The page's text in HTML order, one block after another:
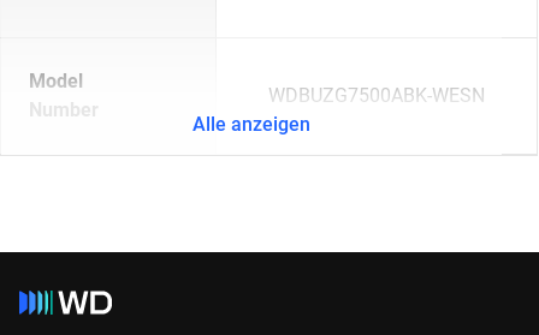
Model
Number
WDBUZG7500ABK-WESN
Alle anzeigen